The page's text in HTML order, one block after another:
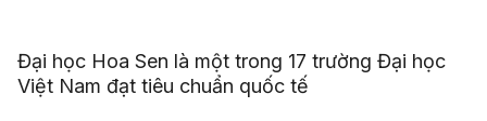
Đại học Hoa Sen là một trong 17 trường Đại học
Việt Nam đạt tiêu chuẩn quốc tế